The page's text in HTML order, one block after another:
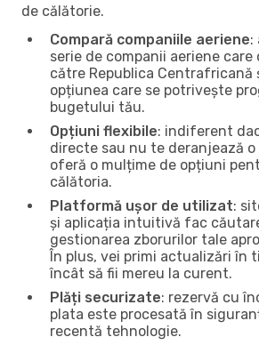
de călătorie.
Compară companiile aeriene:
serie de companii aeriene
către Republica Centrafricană
opțiunea care se potrivește
bugetului tău.
Opțiuni flexibile: indiferent
directe sau nu te deranjează o
oferă o mulțime de opțiuni
călătoria.
Platformă ușor de utilizat:
și aplicația intuitivă fac
gestionarea zborurilor tale
În plus, vei primi actualizări în
încât să fii mereu la curent.
Plăți securizate: rezervă cu
plata este procesată în
recentă tehnologie.